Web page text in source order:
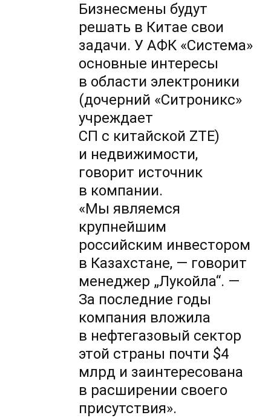
Бизнесмены будут
решать в Китае свои
задачи. У АФК «Система»
основные интересы
в области электроники
(дочерний «Ситроникс»
учреждает
СП с китайской ZTE)
и недвижимости,
говорит источник
в компании.
«Мы являемся
крупнейшим
российским инвестором
в Казахстане, — говорит
менеджер „Лукойла“. —
За последние годы
компания вложила
в нефтегазовый сектор
этой страны почти $4
млрд и заинтересована
в расширении своего
присутствия».